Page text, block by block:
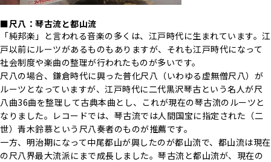
■尺八：琴古流と都山流
「純邦楽」と言われる音楽の多くは、江戸時代に生まれています。江
戸以前にルーツがあるものもありますが、それも江戸時代になって
社会制度や楽曲の整理が行われたものが多いです。
尺八の場合、鎌倉時代に興った普化尺八（いわゆる虚無僧尺八）が
ルーツとなっていますが、江戸時代に二代黒沢琴古という名人が尺
八曲36曲を整理して古典本曲とし、これが現在の琴古流のルーツと
なりました。レコードでは、琴古流では人間国宝に指定された（二
世）青木鈴慕という尺八奏者のものが推薦です。
一方、明治期になって中尾都山が興したのが都山流で、都山流は現在
の尺八界最大流派にまで成長しました。琴古流と都山流が、現在の